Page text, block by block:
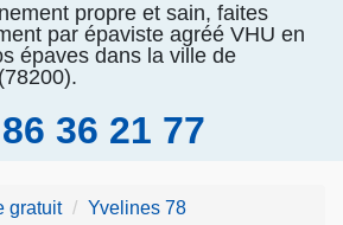
propre et sain, faites
par épaviste agréé VHU en
épaves dans la ville de
36 21 77
gratuit
Yvelines 78